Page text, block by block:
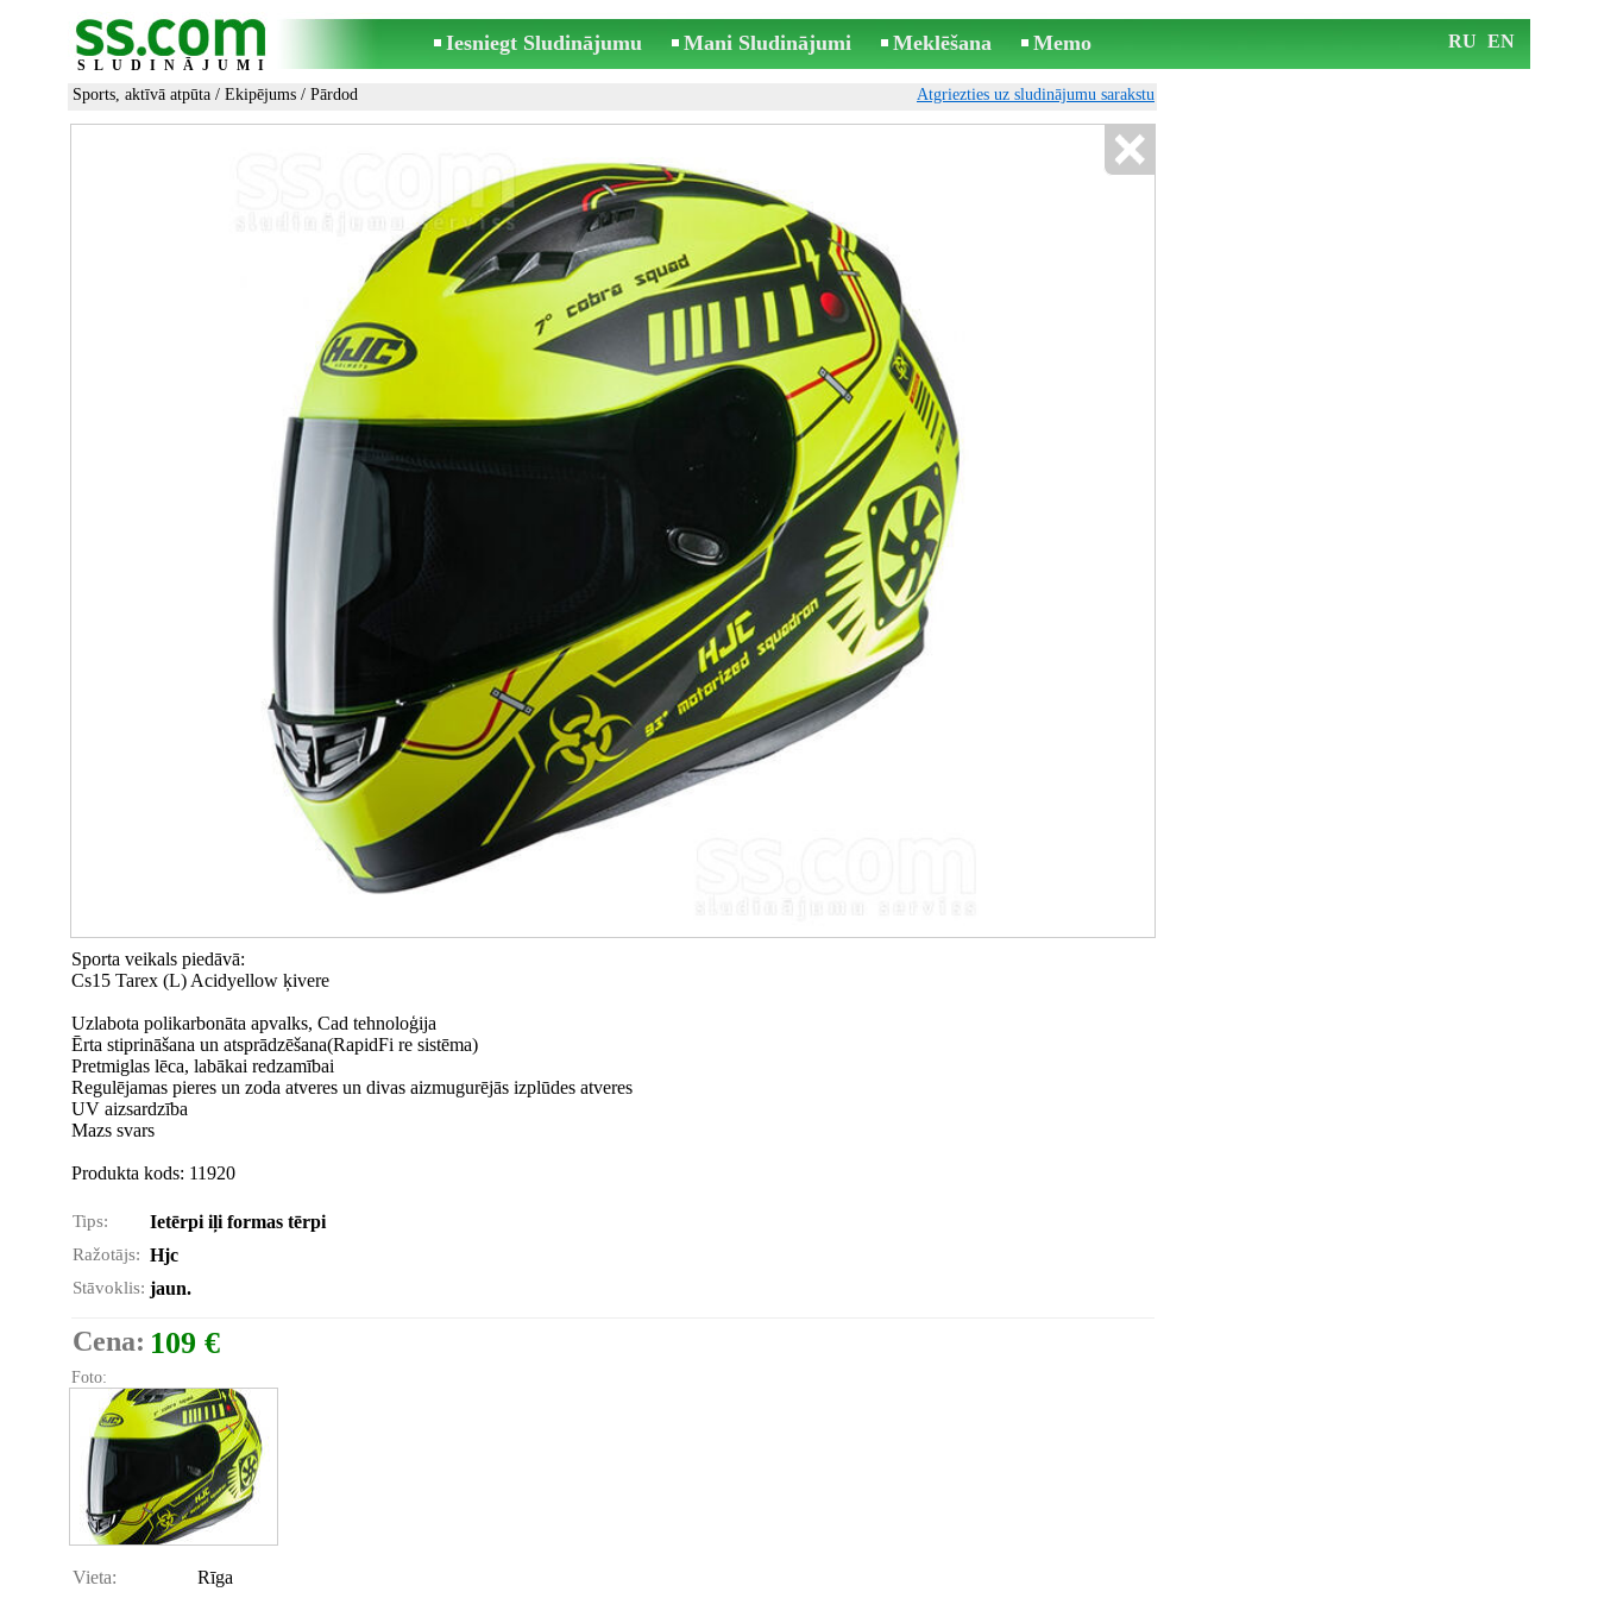
SLUDINĀJUMI
Iesniegt Sludinājumu Mani Sludinājumi Meklēšana Memo RU EN
Sports, aktīvā atpūta / Ekipējums / Pārdod Atgriezties uz sludinājumu sarakstu
Sporta veikals piedāvā:
Cs15 Tarex (L) Acidyellow ķivere
Uzlabota polikarbonāta apvalks, Cad tehnoloģija
Ērta stiprināšana un atsprādzēšana(RapidFi re sistēma)
Pretmiglas lēca, labākai redzamībai
Regulējamas pieres un zoda atveres un divas aizmugurējās izplūdes atveres
UV aizsardzība
Mazs svars
Produkta kods: 11920
Tips: Ietērpi iļi formas tērpi
Ražotājs: Hjc
Stāvoklis: jaun.
Cena: 109 €
Foto:
Vieta: Rīga